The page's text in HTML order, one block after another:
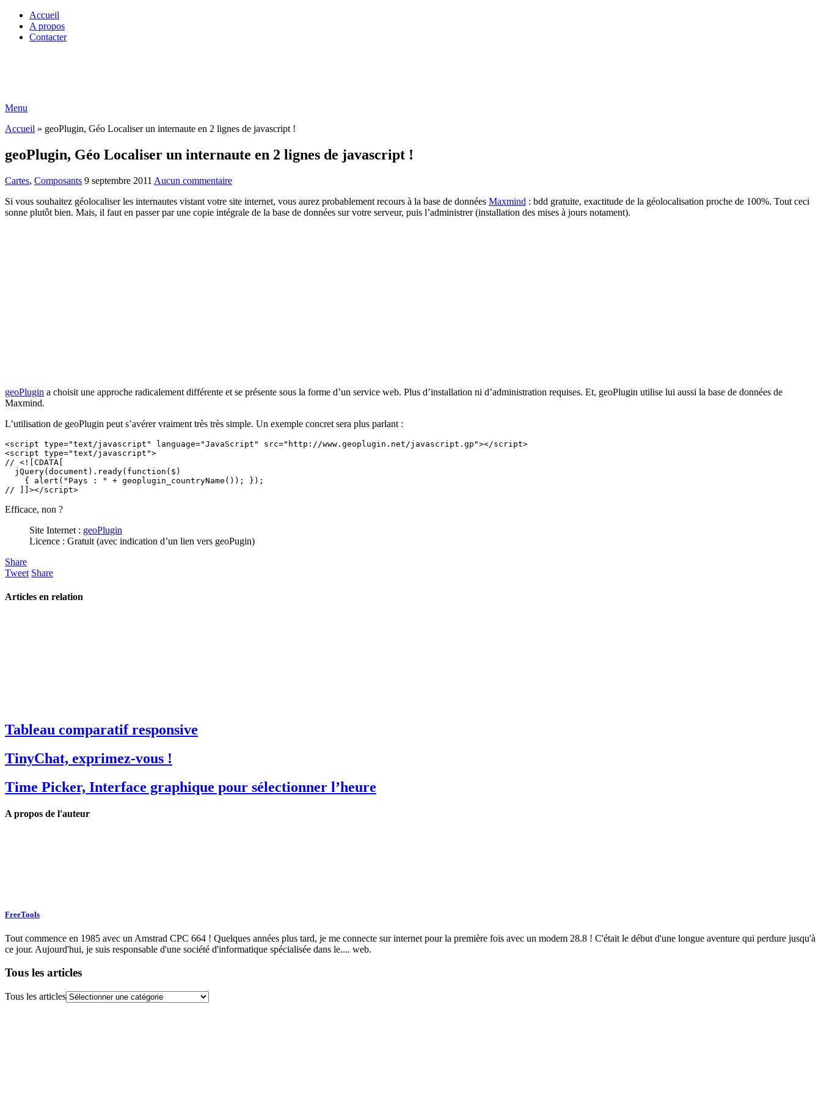
Accueil
A propos
Contacter
Menu
Accueil » geoPlugin, Géo Localiser un internaute en 2 lignes de javascript !
geoPlugin, Géo Localiser un internaute en 2 lignes de javascript !
Cartes, Composants 9 septembre 2011 Aucun commentaire
Si vous souhaitez géolocaliser les internautes vistant votre site internet, vous aurez probablement recours à la base de données Maxmind : bdd gratuite, exactitude de la géolocalisation proche de 100%. Tout ceci
sonne plutôt bien. Mais, il faut en passer par une copie intégrale de la base de données sur votre serveur, puis l’administrer (installation des mises à jours notament).
geoPlugin a choisit une approche radicalement différente et se présente sous la forme d’un service web. Plus d’installation ni d’administration requises. Et, geoPlugin utilise lui aussi la base de données de
Maxmind.
L’utilisation de geoPlugin peut s’avérer vraiment très très simple. Un exemple concret sera plus parlant :
<script type="text/javascript" language="JavaScript" src="http://www.geoplugin.net/javascript.gp"></script>
<script type="text/javascript">
// <![CDATA[
  jQuery(document).ready(function($)
    { alert("Pays : " + geoplugin_countryName()); });
Efficace, non ?
Site Internet : geoPlugin
Licence : Gratuit (avec indication d’un lien vers geoPugin)
Share
Tweet Share
Articles en relation
Tableau comparatif responsive
TinyChat, exprimez-vous !
Time Picker, Interface graphique pour sélectionner l’heure
A propos de l'auteur
FreeTools
Tout commence en 1985 avec un Amstrad CPC 664 ! Quelques années plus tard, je me connecte sur internet pour la première fois avec un modem 28.8 ! C'était le début d'une longue aventure qui perdure jusqu'à
ce jour. Aujourd'hui, je suis responsable d'une société d'informatique spécialisée dans le.... web.
Tous les articles
Tous les articles